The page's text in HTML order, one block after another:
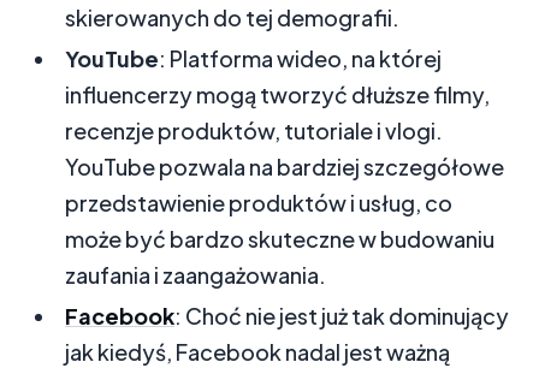
skierowanych do tej demografii.
YouTube: Platforma wideo, na której
influencerzy mogą tworzyć dłuższe filmy,
recenzje produktów, tutoriale i vlogi.
YouTube pozwala na bardziej szczegółowe
przedstawienie produktów i usług, co
może być bardzo skuteczne w budowaniu
zaufania i zaangażowania.
Facebook: Choć nie jest już tak dominujący
jak kiedyś, Facebook nadal jest ważną